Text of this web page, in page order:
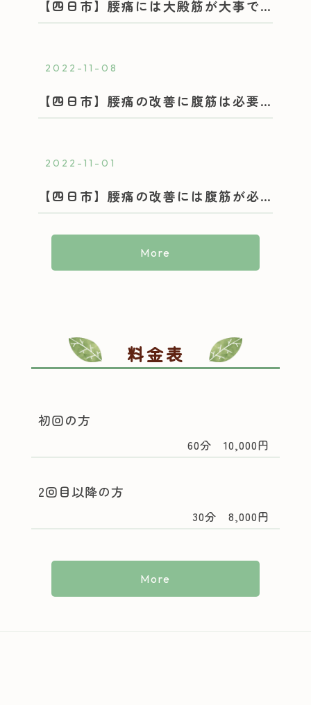
【四日市】腰痛には大殿筋が大事です。｜整体院おさんぽ
2022-11-08
【四日市】腰痛の改善に腹筋は必要？実践編｜整体院おさんぽ
2022-11-01
【四日市】腰痛の改善には腹筋が必要？｜整体院おさんぽ
More
料金表
初回の方
60分 10,000円
2回目以降の方
30分 8,000円
More